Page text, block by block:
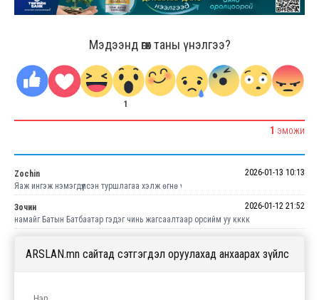
Мэдээнд өгөх таны үнэлгээ?
1
1 ЭМОЖИ
Zochin
2026-01-13 10:13
Яаж ингэж нэмэгдүүлсэн туршлагаа хэлж өгнө үү
Зочин
2026-01-12 21:52
намайг Батын Батбаатар гэдэг чинь жагсаалтаар орсийм уу кккк
ARSLAN.mn сайтад сэтгэгдэл оруулахад анхаарах зүйлс